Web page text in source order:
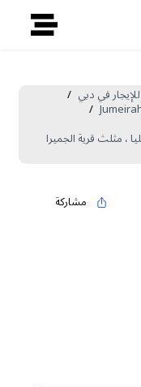
في دبي /
/
، مثلث قرية الجميرا
مشاركة